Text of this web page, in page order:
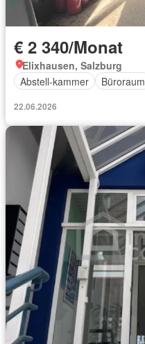
€ 2 340/Monat
Elixhausen, Salzburg
Abstell-kammer
Büroraum
22.06.2026